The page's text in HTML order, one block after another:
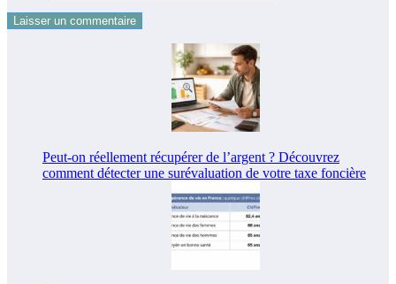
Peut-on réellement récupérer de l’argent ? Découvrez
comment détecter une surévaluation de votre taxe foncière